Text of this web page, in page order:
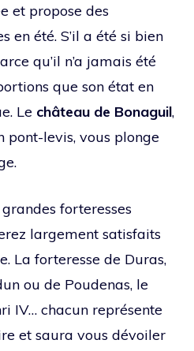
et propose des
en été. S’il a été si bien
qu’il n’a jamais été
que son état en
Le château de Bonaguil,
pont-levis, vous plonge
forteresses
largement satisfaits
La forteresse de Duras,
ou de Poudenas, le
IV… chacun représente
et saura vous dévoiler